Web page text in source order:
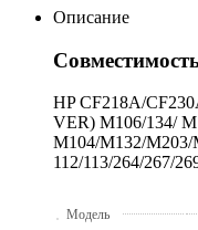
Описание
HP CF218A/
VER) M106/134/
M104/M132/M203/
112/113/264/267/
Модель